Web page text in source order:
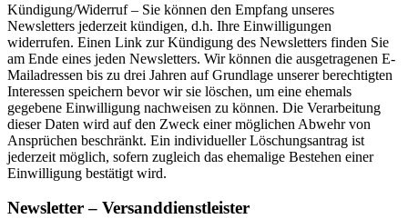
Kündigung/Widerruf – Sie können den Empfang unseres
Newsletters jederzeit kündigen, d.h. Ihre Einwilligungen
widerrufen. Einen Link zur Kündigung des Newsletters finden Sie
am Ende eines jeden Newsletters. Wir können die ausgetragenen E-
Mailadressen bis zu drei Jahren auf Grundlage unserer berechtigten
Interessen speichern bevor wir sie löschen, um eine ehemals
gegebene Einwilligung nachweisen zu können. Die Verarbeitung
dieser Daten wird auf den Zweck einer möglichen Abwehr von
Ansprüchen beschränkt. Ein individueller Löschungsantrag ist
jederzeit möglich, sofern zugleich das ehemalige Bestehen einer
Einwilligung bestätigt wird.
Newsletter – Versanddienstleister